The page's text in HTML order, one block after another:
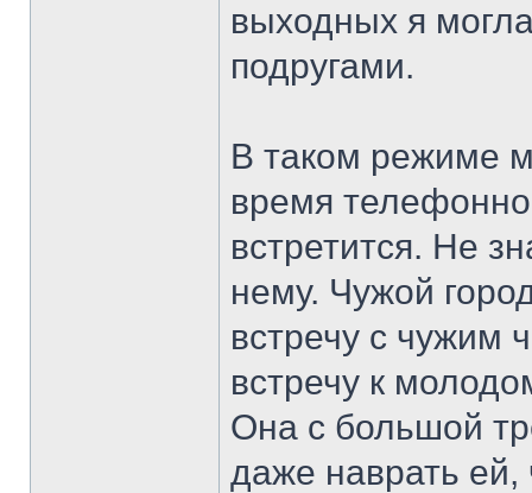
выходных я
подругами.
В таком режиме
время
встретится. Не
нему. Чужой
встречу с чужим
встречу к
Она с большой
даже наврать